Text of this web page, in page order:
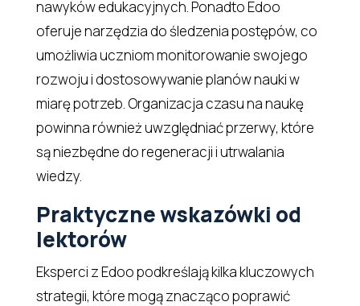
nawyków edukacyjnych. Ponadto Edoo
oferuje narzędzia do śledzenia postępów, co
umożliwia uczniom monitorowanie swojego
rozwoju i dostosowywanie planów nauki w
miarę potrzeb. Organizacja czasu na naukę
powinna również uwzględniać przerwy, które
są niezbędne do regeneracji i utrwalania
wiedzy.
Praktyczne wskazówki od
lektorów
Eksperci z Edoo podkreślają kilka kluczowych
strategii, które mogą znacząco poprawić